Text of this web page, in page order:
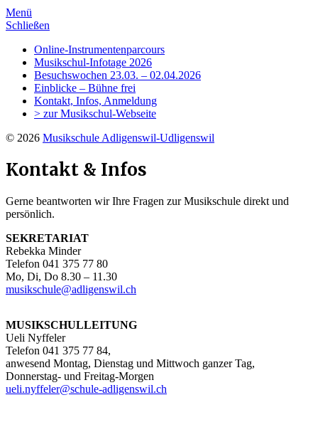
Menü
Schließen
Online-Instrumentenparcours
Musikschul-Infotage 2026
Besuchswochen 23.03. – 02.04.2026
Einblicke – Bühne frei
Kontakt, Infos, Anmeldung
> zur Musikschul-Webseite
© 2026 Musikschule Adligenswil-Udligenswil
Kontakt & Infos
Gerne beantworten wir Ihre Fragen zur Musikschule direkt und
persönlich.
SEKRETARIAT
Rebekka Minder
Telefon 041 375 77 80
Mo, Di, Do 8.30 – 11.30
musikschule@adligenswil.ch
MUSIKSCHULLEITUNG
Ueli Nyffeler
Telefon 041 375 77 84,
anwesend Montag, Dienstag und Mittwoch ganzer Tag,
Donnerstag- und Freitag-Morgen
ueli.nyffeler@schule-adligenswil.ch